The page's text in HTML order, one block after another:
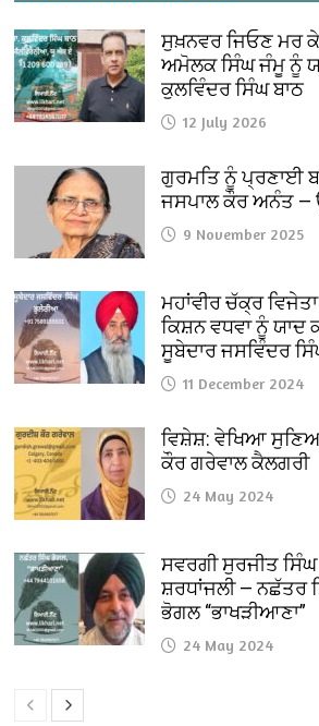
ਸੁਖ਼ਨਵਰ ਜਿਓਣ ਮਰ ਕੇ
ਅਮੋਲਕ ਸਿੰਘ ਜੰਮੂ ਨੂੰ
ਕੁਲਵਿੰਦਰ ਸਿੰਘ ਬਾਠ
12 July 2026
ਗੁਰਮਤਿ ਨੂੰ ਪ੍ਰਣਾਈ
ਜਸਪਾਲ ਕੌਰ ਅਨੰਤ —
9 November 2025
ਮਹਾਂਵੀਰ ਚੱਕ੍ਰ
ਕਿਸ਼ਨ ਵਧਵਾ ਨੂੰ
ਸੂਬੇਦਾਰ ਜਸਵਿੰਦਰ
11 December 2024
ਵਿਸ਼ੇਸ਼: ਵੇਖਿਆ
ਕੌਰ ਗਰੇਵਾਲ ਕੈਲਗਰੀ
24 May 2024
ਸਵਰਗੀ ਸੁਰਜੀਤ ਸਿੰਘ
ਸ਼ਰਧਾਂਜਲੀ — ਨਛੱਤਰ
ਭੋਗਲ “ਭਾਖੜੀਆਣਾ”
24 May 2024